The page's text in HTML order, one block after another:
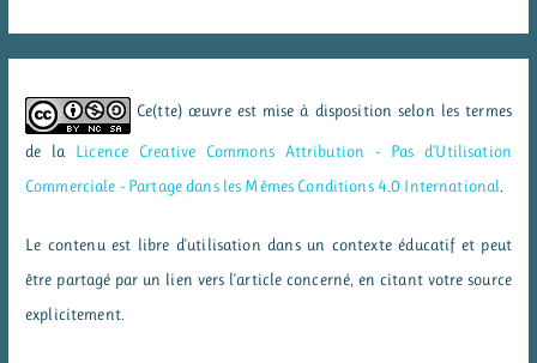
Ce(tte) œuvre est mise à disposition selon les termes
de la Licence Creative Commons Attribution - Pas d’Utilisation
Commerciale - Partage dans les Mêmes Conditions 4.0 International.
Le contenu est libre d'utilisation dans un contexte éducatif et peut
être partagé par un lien vers l'article concerné, en citant votre source
explicitement.